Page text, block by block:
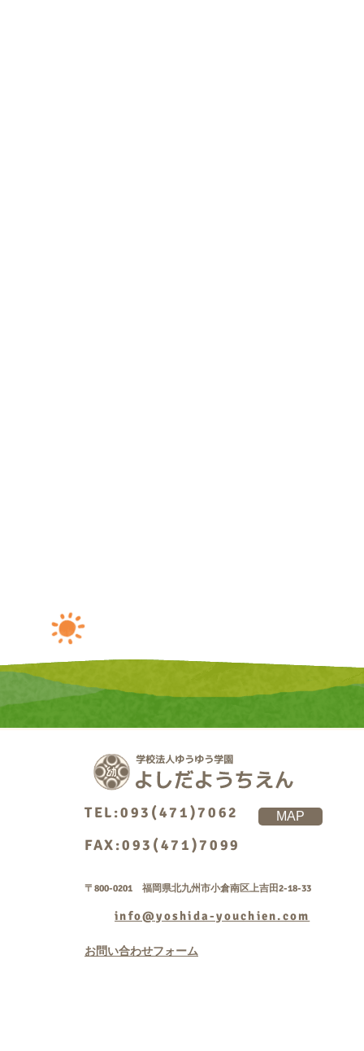
TEL:093(471)7062
FAX:093(471)7099
MAP
〒800-0201 福岡県北九州市小倉南区上吉田2-18-33
info@yoshida-youchien.com
お問い合わせフォーム